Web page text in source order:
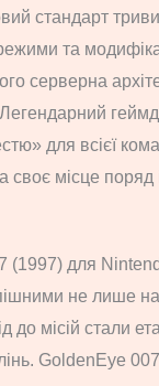
стандарт
та
серверна
Легендарний
для всієї
своє місце
(1997) для
не лише на
до місій стали
GoldenEye